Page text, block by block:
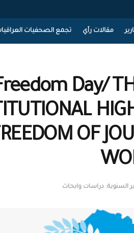
مقالات رأي تجمع الصحفيات
Day/
OF
السنوية, دراسات وابحاث